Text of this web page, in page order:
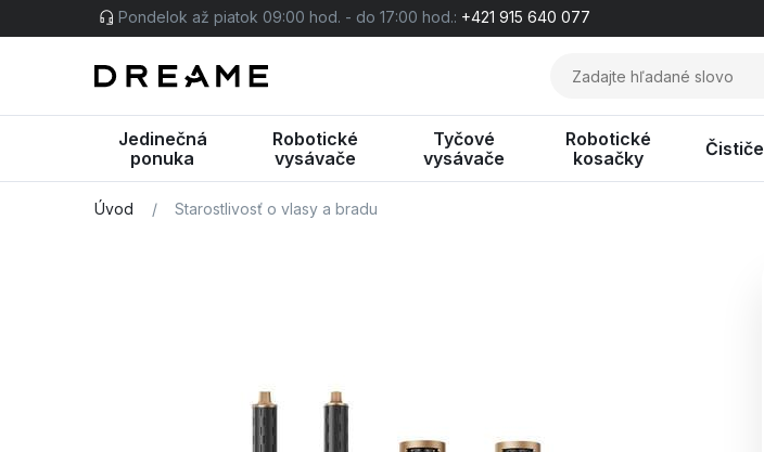
Pondelok až piatok 09:00 hod. - do 17:00 hod.: +421 915 640 077
Jedinečná
ponuka
Robotické
vysávače
Tyčové
vysávače
Robotické
kosačky
Čističe
Úvod / Starostlivosť o vlasy a bradu